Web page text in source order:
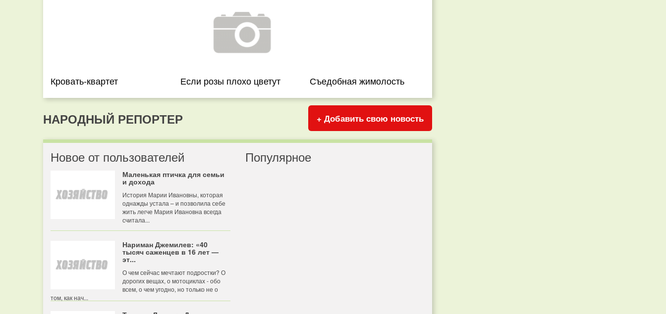
Кровать-квартет Если розы плохо цветут Съедобная жимолость
НАРОДНЫЙ РЕПОРТЕР + Добавить свою новость
Новое от пользователей
Маленькая птичка для семьи
и дохода
История Марии Ивановны, которая
однажды устала – и позволила себе
жить легче Мария Ивановна всегда
считала...
Нариман Джемилев: «40
тысяч саженцев в 16 лет —
эт...
О чем сейчас мечтают подростки? О
дорогих вещах, о мотоциклах - обо
всем, о чем угодно, но только не о
том, как нач...
Популярное